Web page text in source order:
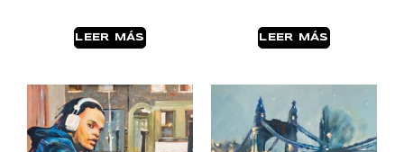
LEER MÁS LEER MÁS